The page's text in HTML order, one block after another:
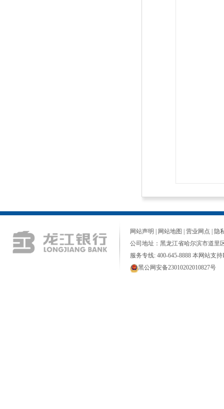
网站声明 网站地图 营业网点
隐
公司地址：黑龙江省哈尔滨市道里
服务专线: 400-645-8888 本网站支持
黑公网安备23010202010827号